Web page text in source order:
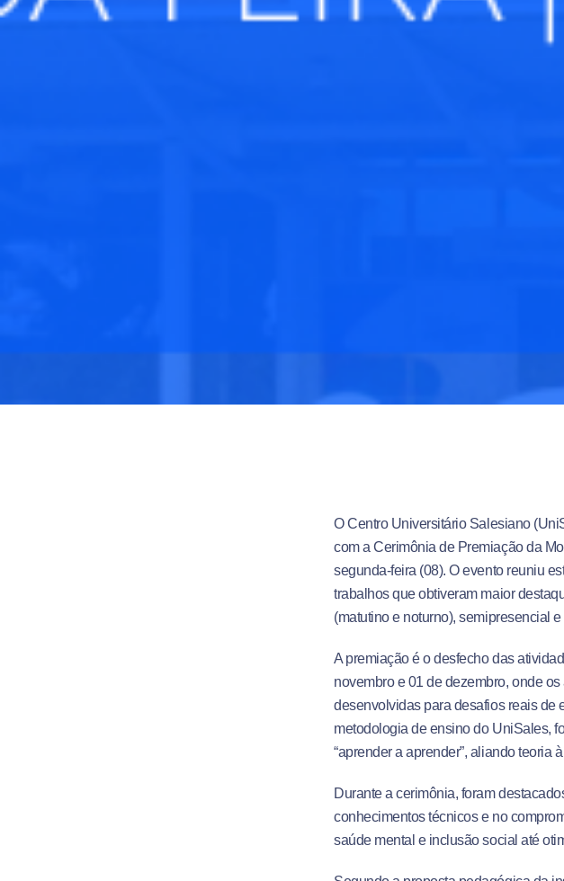
O Centro Universitário Salesiano
com a Cerimônia de Premiação da
segunda-feira (08). O evento reuniu
trabalhos que obtiveram maior
(matutino e noturno), semipresencial
A premiação é o desfecho das
novembro e 01 de dezembro, onde
desenvolvidas para desafios reais de
metodologia de ensino do UniSales,
“aprender a aprender”, aliando teoria
Durante a cerimônia, foram
conhecimentos técnicos e no
saúde mental e inclusão social até